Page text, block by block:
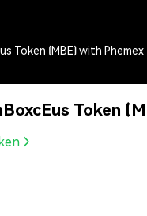
Token (MBE) with Phemex
Token